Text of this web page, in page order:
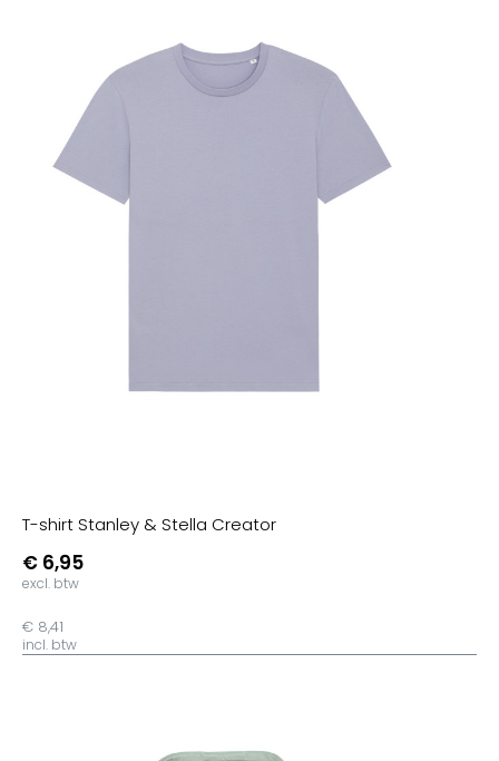
T-shirt Stanley & Stella Creator
€ 6,95
excl. btw
€ 8,41
incl. btw